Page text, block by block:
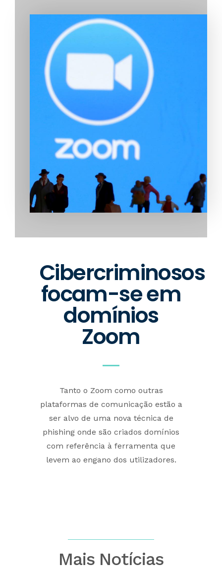
Cibercriminosos
focam-se em
domínios
Zoom
Tanto o Zoom como outras
plataformas de comunicação estão a
ser alvo de uma nova técnica de
phishing onde são criados domínios
com referência à ferramenta que
levem ao engano dos utilizadores.
Mais Notícias